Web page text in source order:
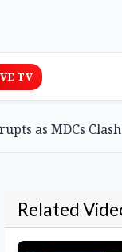
TV
as MDCs Clash
Related